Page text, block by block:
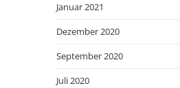
Januar 2021
Dezember 2020
September 2020
Juli 2020